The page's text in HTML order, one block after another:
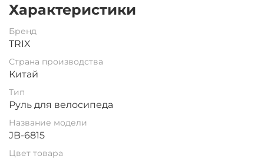
Характеристики
Бренд
TRIX
Страна производства
Китай
Тип
Руль для велосипеда
Название модели
JB-6815
Цвет товара